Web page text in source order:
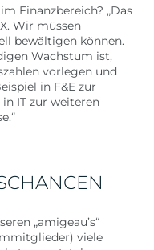
Finanzbereich? „Das
Wir müssen
bewältigen können.
Wachstum ist,
vorlegen und
in F&E zur
IT zur weiteren
„amigeau’s“
viele